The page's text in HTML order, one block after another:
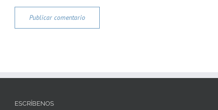
ESCRÍBENOS